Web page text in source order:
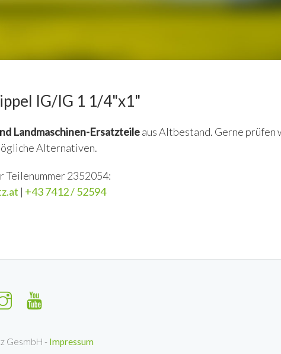
IG/IG 1 1/4"x1"
Landmaschinen-Ersatzteileaus Altbestand. Gerne prüfen
Alternativen.
Teilenummer 2352054:
| +43 7412 / 52594
GesmbH - Impressum